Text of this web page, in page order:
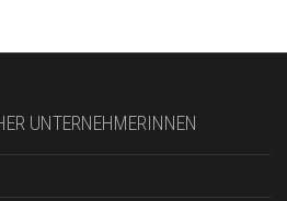
UNTERNEHMERINNEN